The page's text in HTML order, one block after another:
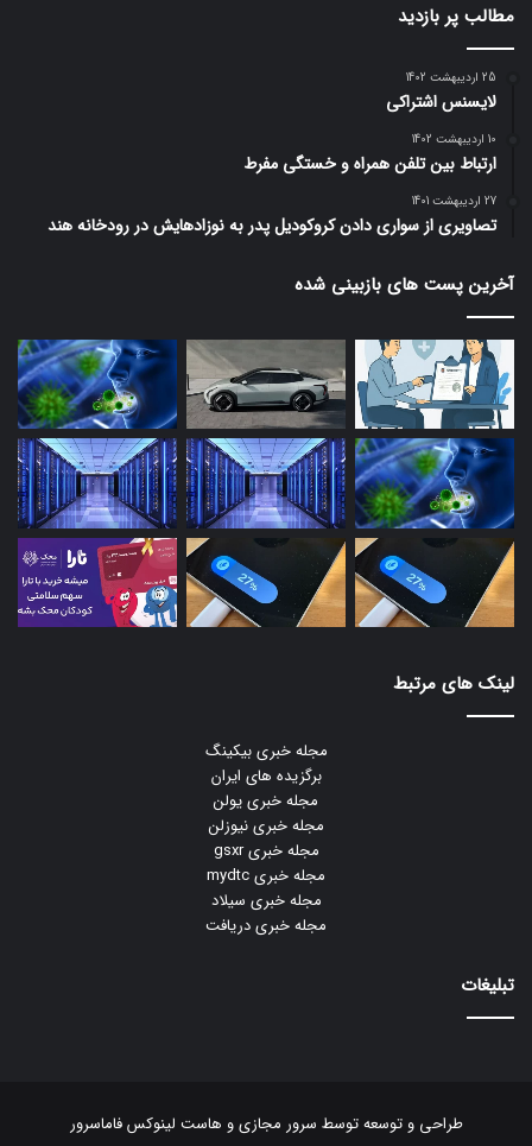
مطالب پر بازدید
25 اردیبهشت 1402
لایسنس اشتراکی
10 اردیبهشت 1402
ارتباط بین تلفن همراه و خستگی مفرط
27 اردیبهشت 1401
تصاویری از سواری دادن کروکودیل پدر به نوزادهایش در رودخانه هند
آخرین پست های بازبینی شده
لینک های مرتبط
مجله خبری بیکینگ
برگزیده های ایران
مجله خبری یولن
مجله خبری نیوزلن
مجله خبری gsxr
مجله خبری mydtc
مجله خبری سیلاد
مجله خبری دریافت
تبلیغات
طراحی و توسعه توسط سرور مجازیو هاست لینوکسفاماسرور